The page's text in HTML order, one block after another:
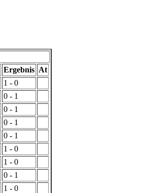
Ergebnis At
1 - 0
0 - 1
0 - 1
0 - 1
0 - 1
1 - 0
1 - 0
0 - 1
1 - 0